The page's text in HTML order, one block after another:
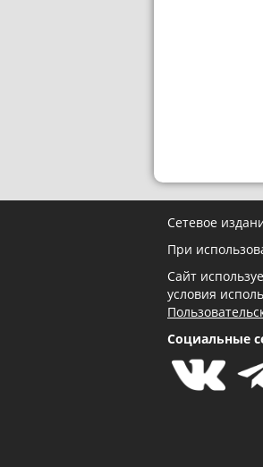
Сетевое
При
Сайт
условия
Социальные